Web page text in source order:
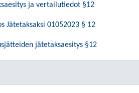
ja vertailutiedot §12
Jätetaksaksi 01052023 § 12
jätetaksaesitys §12